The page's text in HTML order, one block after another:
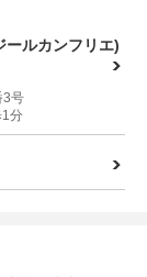
ールカンフリエ)
3号
1分